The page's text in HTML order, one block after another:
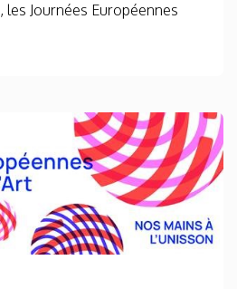
les Journées Européennes